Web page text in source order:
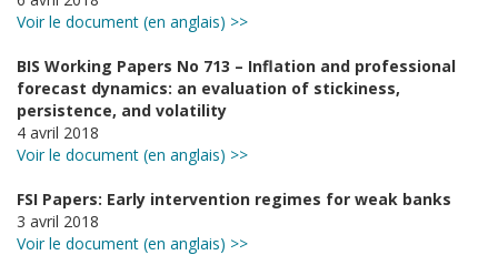
Voir le document (en anglais) >>
BIS Working Papers No 713 – Inflation and professional
forecast dynamics: an evaluation of stickiness,
persistence, and volatility
4 avril 2018
Voir le document (en anglais) >>
FSI Papers: Early intervention regimes for weak banks
3 avril 2018
Voir le document (en anglais) >>